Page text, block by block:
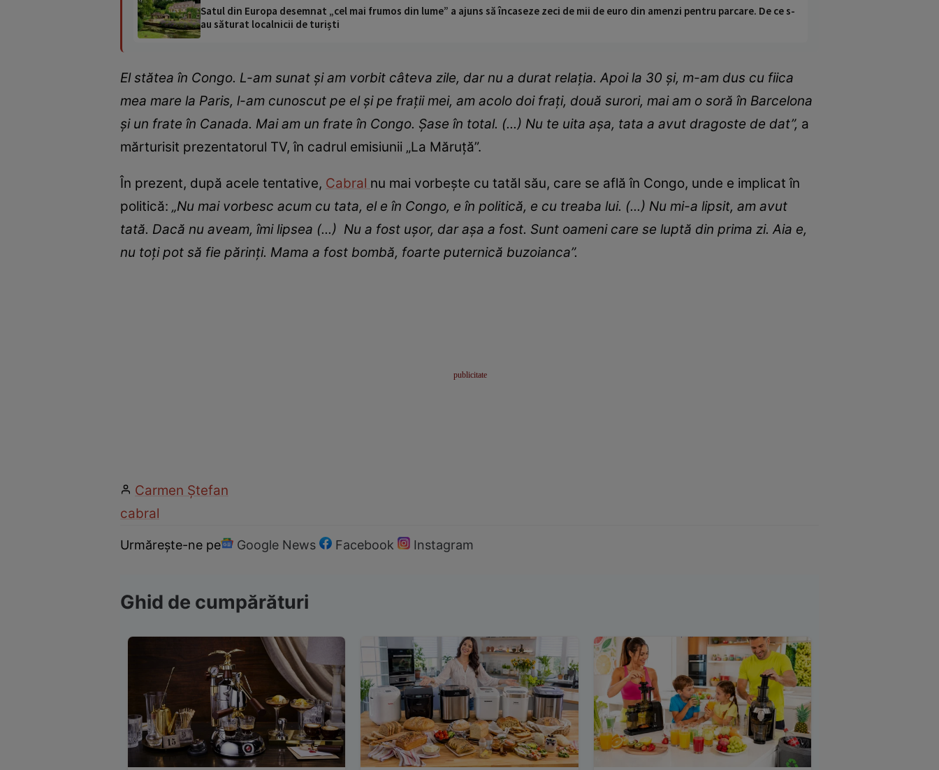
Satul din Europa desemnat „cel mai frumos din lume” a ajuns să încaseze zeci de mii de euro din amenzi pentru parcare. De ce s-
au săturat localnicii de turiști
El stătea în Congo. L-am sunat și am vorbit câteva zile, dar nu a durat relația. Apoi la 30 și, m-am dus cu fiica
mea mare la Paris, l-am cunoscut pe el și pe frații mei, am acolo doi frați, două surori, mai am o soră în Barcelona
și un frate în Canada. Mai am un frate în Congo. Șase în total. (...) Nu te uita așa, tata a avut dragoste de dat”, a
mărturisit prezentatorul TV, în cadrul emisiunii „La Măruță”.
În prezent, după acele tentative, Cabral nu mai vorbește cu tatăl său, care se află în Congo, unde e implicat în
politică: „Nu mai vorbesc acum cu tata, el e în Congo, e în politică, e cu treaba lui. (...) Nu mi-a lipsit, am avut
tată. Dacă nu aveam, îmi lipsea (...) Nu a fost ușor, dar așa a fost. Sunt oameni care se luptă din prima zi. Aia e,
nu toți pot să fie părinți. Mama a fost bombă, foarte puternică buzoianca”.
Carmen Ştefan
cabral
Urmărește-ne pe Google News Facebook Instagram
Ghid de cumpărături